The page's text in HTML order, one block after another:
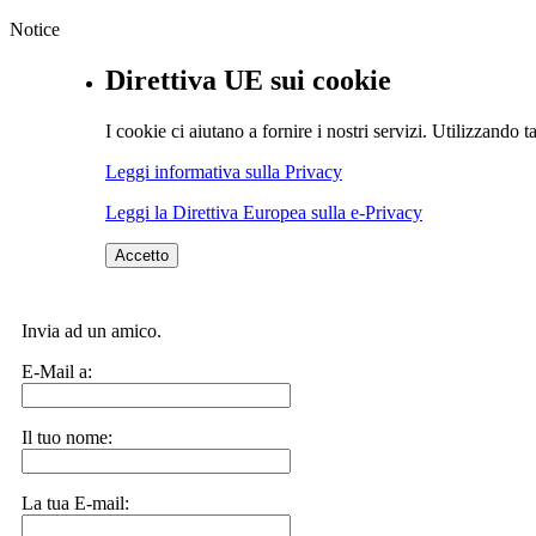
Notice
Direttiva UE sui cookie
I cookie ci aiutano a fornire i nostri servizi. Utilizzando
Leggi informativa sulla Privacy
Leggi la Direttiva Europea sulla e-Privacy
Accetto
Invia ad un amico.
E-Mail a:
Il tuo nome:
La tua E-mail: